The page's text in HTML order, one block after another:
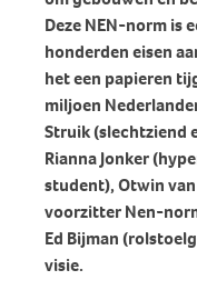
Deze NEN-norm is
honderden eisen
het een papieren
miljoen
Struik (slechtziend
Rianna Jonker
student), Otwin
voorzitter Nen-
Ed Bijman
visie.